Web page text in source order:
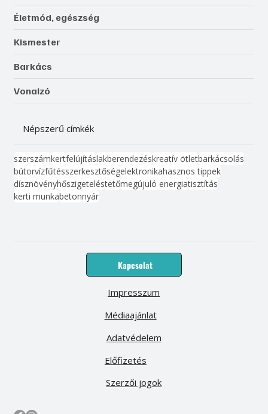
Életmód, egészség
Kismester
Barkács
Vonalzó
Népszerű címkék
szerszámkertfelújításlakberendezéskreatív ötletbarkácsolás
bútorvízfűtésszerkesztőségelektronikahasznos tippek
dísznövényhőszigeteléstetőmegújuló energiatisztítás
kerti munkabetonnyár
Kapcsolat
Médiaajánlat
Előfizetés
Impresszum
Adatvédelem
Szerzői jogok